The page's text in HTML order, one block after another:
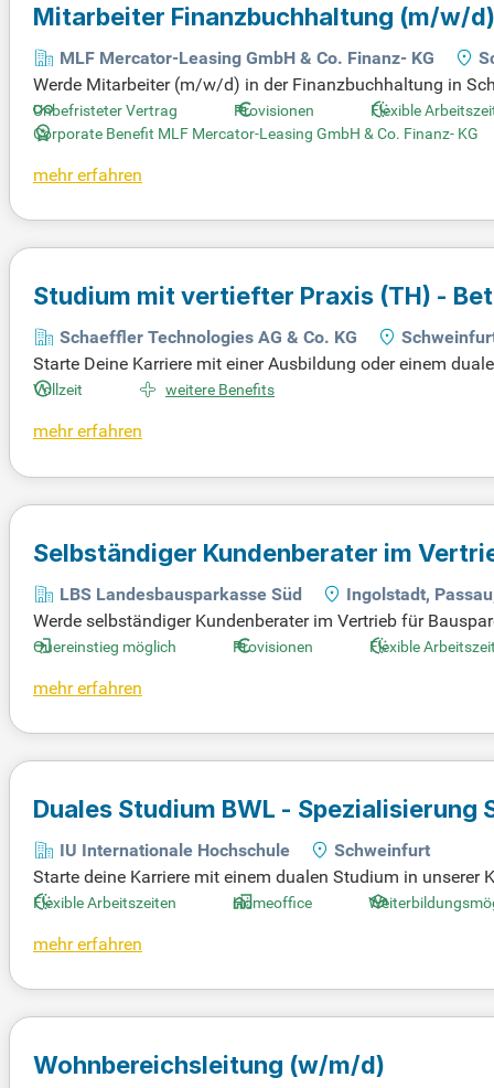
Mitarbeiter Finanzbuchhaltung (m/w/d)
MLF Mercator-Leasing GmbH & Co. Finanz- KG
Werde Mitarbeiter (m/w/d) in der Finanzbuchhaltung in
en wir deine Unterstützung. Du bringst Know-how mit und
gerne im Team? Dann passt du perfekt zu uns! Die Stelle
Unbefristeter Vertrag Provisionen Flexible
Corporate Benefit MLF Mercator-Leasing GmbH & Co. Finanz- KG
mehr erfahren
Studium mit vertiefter Praxis (TH) -
Schaeffler Technologies AG & Co. KG
Starte Deine Karriere mit einer Ausbildung oder einem
nd Industrie. Wir bieten Dir als führender Anbieter von
Schweinfurt, während die Praxisphase in Schaeffler
Vollzeit weitere Benefits
mehr erfahren
Selbständiger Kundenberater im
Quereinsteiger
(m/w/d)
LBS Landesbausparkasse Süd
Ingolstadt,
Werde selbständiger Kundenberater im Vertrieb für
se an und forme die Zukunft der größten
bilienmaklern. Übernimm die eigenverantwortliche
vertrieblicher Ausrichtung mit?
Quereinstieg möglich Provisionen Flexible
mehr erfahren
Duales Studium BWL - Spezialisierung
Steuerberatungsgesellschaft mbH
IU Internationale Hochschule
Schweinfurt
Starte deine Karriere mit einem dualen Studium in
ktiven Lehrmaterialien und wöchentlichen
tst du Einblicke in betriebswirtschaftliche und
Flexible Arbeitszeiten Homeoffice
mehr erfahren
Wohnbereichsleitung (w/m/d)